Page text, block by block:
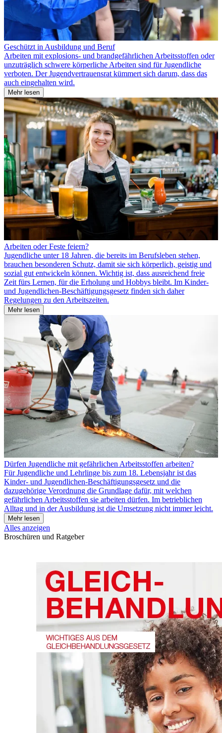
Geschützt in Ausbildung und Beruf
Arbeiten mit explosions- und brandgefährlichen Arbeitsstoffen oder
unzuträglich schwere körperliche Arbeiten sind für Jugendliche
verboten. Der Jugendvertrauensrat kümmert sich darum, dass das
auch eingehalten wird.
Mehr lesen
Arbeiten oder Feste feiern?
Jugendliche unter 18 Jahren, die bereits im Berufsleben stehen,
brauchen besonderen Schutz, damit sie sich körperlich, geistig und
sozial gut entwickeln können. Wichtig ist, dass ausreichend freie
Zeit fürs Lernen, für die Erholung und Hobbys bleibt. Im Kinder-
und Jugendlichen-Beschäftigungsgesetz finden sich daher
Regelungen zu den Arbeitszeiten.
Mehr lesen
Dürfen Jugendliche mit gefährlichen Arbeitsstoffen arbeiten?
Für Jugendliche und Lehrlinge bis zum 18. Lebensjahr ist das
Kinder- und Jugendlichen-Beschäftigungsgesetz und die
dazugehörige Verordnung die Grundlage dafür, mit welchen
gefährlichen Arbeitsstoffen sie arbeiten dürfen. Im betrieblichen
Alltag und in der Ausbildung ist die Umsetzung nicht immer leicht.
Mehr lesen
Alles anzeigen
Broschüren und Ratgeber